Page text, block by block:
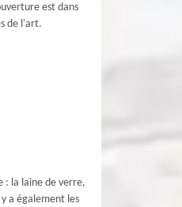
est dans
de l'art.
: la laine de verre,
a également les